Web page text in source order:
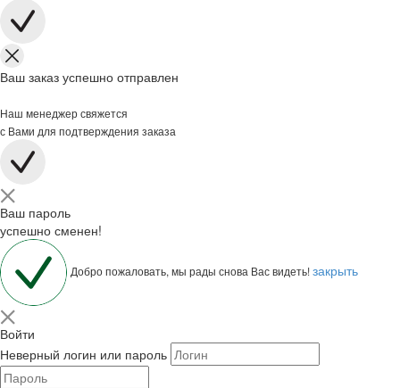
Ваш заказ успешно отправлен
Наш менеджер свяжется
с Вами для подтверждения заказа
Ваш пароль
успешно сменен!
Добро пожаловать, мы рады снова Вас видеть!закрыть
Войти
Неверный логин или пароль